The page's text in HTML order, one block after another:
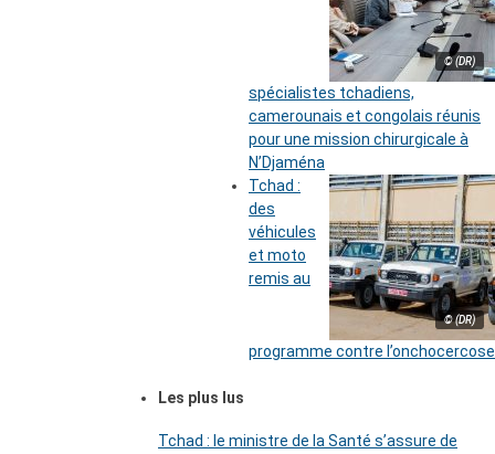
© (DR)
spécialistes tchadiens,
camerounais et congolais réunis
pour une mission chirurgicale à
N’Djaména
© (DR)
Tchad :
des
véhicules
et moto
remis au
programme contre l’onchocercose
Les plus lus
Tchad : le ministre de la Santé s’assure de